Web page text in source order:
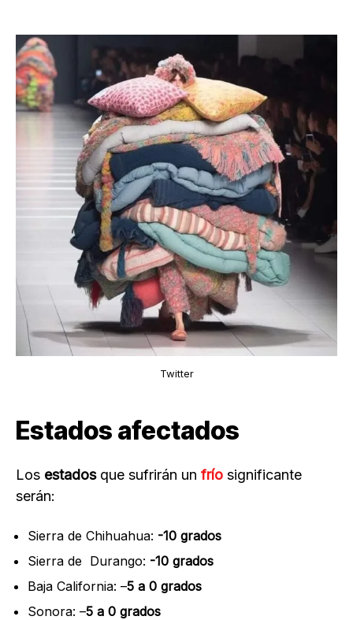
Twitter
Estados afectados
Los estadosque sufrirán un frío significante
serán:
Sierra de Chihuahua: -10 grados
Sierra de Durango: -10 grados
Baja California: –5 a 0 grados
Sonora: –5 a 0 grados